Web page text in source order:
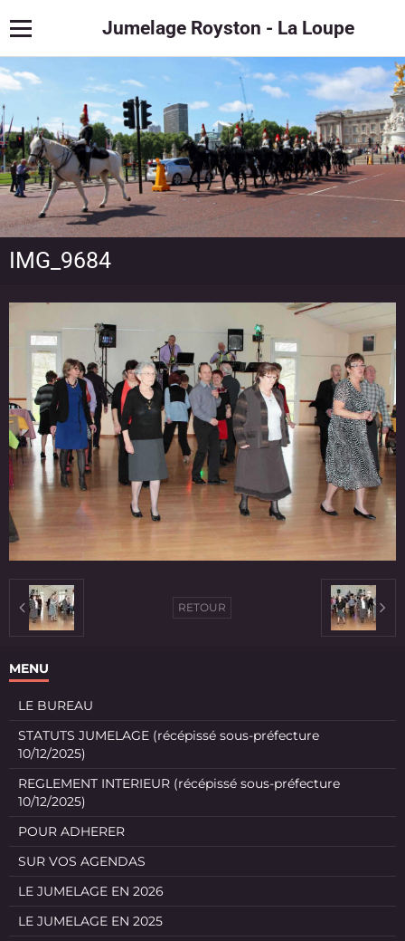
Jumelage Royston - La Loupe
IMG_9684
RETOUR
MENU
LE BUREAU
STATUTS JUMELAGE (récépissé sous-préfecture
10/12/2025)
REGLEMENT INTERIEUR (récépissé sous-préfecture
10/12/2025)
POUR ADHERER
SUR VOS AGENDAS
LE JUMELAGE EN 2026
LE JUMELAGE EN 2025